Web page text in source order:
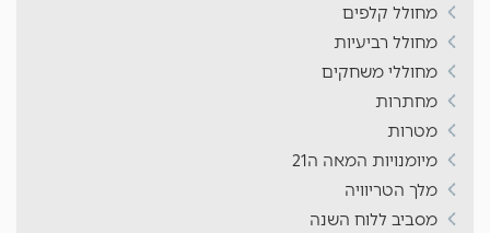
מחולל קלפים
מחולל רביעיות
מחוללי משחקים
מחתרות
מטרות
מיומנויות המאה ה21
מלך הטריוויה
מסביב ללוח השנה